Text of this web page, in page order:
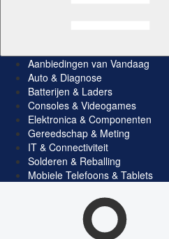
Aanbiedingen van Vandaag
Auto & Diagnose
Batterijen & Laders
Consoles & Videogames
Elektronica & Componenten
Gereedschap & Meting
IT & Connectiviteit
Solderen & Reballing
Mobiele Telefoons & Tablets